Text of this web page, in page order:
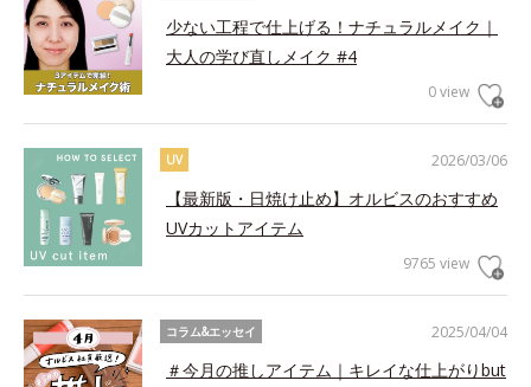
少ない工程で仕上げる！ナチュラルメイク｜
大人の学び直しメイク #4
0 view
2026/03/06
UV
【最新版・日焼け止め】オルビスのおすすめ
UVカットアイテム
9765 view
2025/04/04
コラム&エッセイ
＃今月の推しアイテム｜キレイな仕上がりbut